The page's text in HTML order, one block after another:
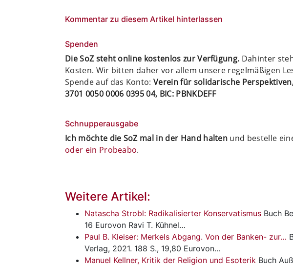
Kommentar zu diesem Artikel hinterlassen
Spenden
Die SoZ steht online kostenlos zur Verfügung. Dahinter
Kosten. Wir bitten daher vor allem unsere regelmäßigen
Spende auf das Konto:Verein für solidarische
3701 0050 0006 0395 04, BIC: PBNKDEFF
Schnupperausgabe
Ich möchte die SoZ mal in der Hand halten und bestelle
oder ein Probeabo.
Weitere Artikel:
Natascha Strobl: Radikalisierter ­Konservatismus Buch
16 Eurovon Ravi T. Kühnel…
Paul B. Kleiser: Merkels Abgang. Von der Banken- zur…
Verlag, 2021. 188 S., 19,80 Eurovon…
Manuel Kellner, Kritik der Religion und Esoterik Buch